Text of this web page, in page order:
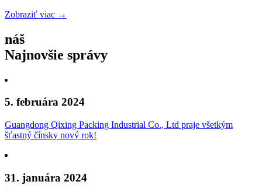
Zobraziť viac →
náš
Najnovšie správy
5. februára 2024
Guangdong Qixing Packing Industrial Co., Ltd praje všetkým
šťastný čínsky nový rok!
31. januára 2024